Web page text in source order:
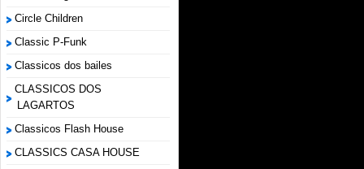
Circle Children
Classic P-Funk
Classicos dos bailes
CLASSICOS DOS
LAGARTOS
Classicos Flash House
CLASSICS CASA HOUSE